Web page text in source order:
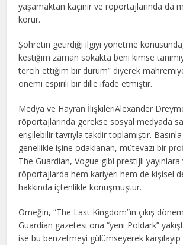
yaşamaktan kaçınır ve röportajlarında da
korur.
Şöhretin getirdiği ilgiyi yönetme konusunda,
kestiğim zaman sokakta beni kimse
tercih ettiğim bir durum” diyerek
önemi espirili bir dille ifade etmiştir.
Medya ve Hayran İlişkileriAlexander
röportajlarında gerekse sosyal medyada
erişilebilir tavrıyla takdir toplamıştır.
genellikle işine odaklanan, mütevazı bir
The Guardian, Vogue gibi prestijli yayınlara
röportajlarda hem kariyeri hem de kişisel
hakkında içtenlikle konuşmuştur.
Örneğin, “The Last Kingdom”ın çıkış
Guardian gazetesi ona “yeni Poldark”
ise bu benzetmeyi gülümseyerek